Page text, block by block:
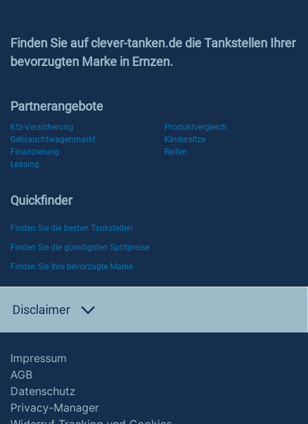
Finden Sie auf clever-tanken.de die Tankstellen Ihrer
bevorzugten Marke in Ernzen.
Partnerangebote
Kfz-Versicherung
Produktvergleich
Gebrauchtwagenmarkt
Kindersitze
Finanzierung
Reifen
Leasing
Quickfinder
Finden Sie die besten Tankstellen
Finden Sie die günstigsten Spritpreise
Finden Sie Ihre bevorzugte Marke
Disclaimer
Impressum
AGB
Datenschutz
Privacy-Manager